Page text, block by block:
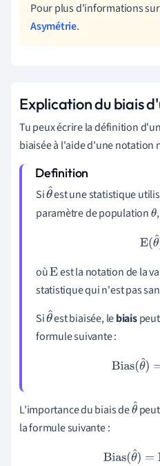
Pour plus d'informations
Asymétrie.
Explication du biais
Tu peux écrire la définition
biaisée à l'aide d'une notation
Siθ
^
est une statistique
paramètre de populationθ,
E(θ
oùE est la notation de la
statistique qui n'est pas
Siθ
^
est biaisée, lebiais
formule suivante :
Bias(θ ^)
L'importance du biais deθ
la formule suivante :
Bias(θ ^)=